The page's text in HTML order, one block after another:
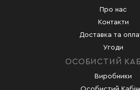
Про нас
Контакти
Доставка та
Угоди
ОСОБИСТИЙ
Виробники